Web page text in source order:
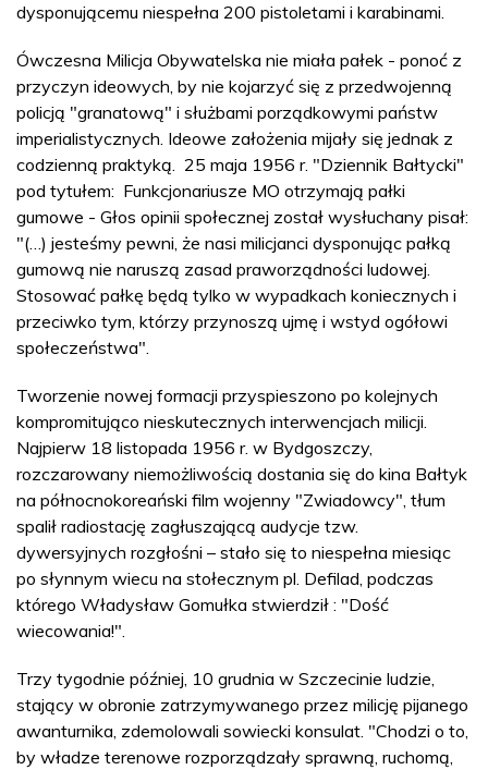
dysponującemu niespełna 200 pistoletami i karabinami.
Ówczesna Milicja Obywatelska nie miała pałek - ponoć z
przyczyn ideowych, by nie kojarzyć się z przedwojenną
policją "granatową" i służbami porządkowymi państw
imperialistycznych. Ideowe założenia mijały się jednak z
codzienną praktyką. 25 maja 1956 r. "Dziennik Bałtycki"
pod tytułem: Funkcjonariusze MO otrzymają pałki
gumowe - Głos opinii społecznej został wysłuchany pisał:
"(…) jesteśmy pewni, że nasi milicjanci dysponując pałką
gumową nie naruszą zasad praworządności ludowej.
Stosować pałkę będą tylko w wypadkach koniecznych i
przeciwko tym, którzy przynoszą ujmę i wstyd ogółowi
społeczeństwa".
Tworzenie nowej formacji przyspieszono po kolejnych
kompromitująco nieskutecznych interwencjach milicji.
Najpierw 18 listopada 1956 r. w Bydgoszczy,
rozczarowany niemożliwością dostania się do kina Bałtyk
na północnokoreański film wojenny "Zwiadowcy", tłum
spalił radiostację zagłuszającą audycje tzw.
dywersyjnych rozgłośni – stało się to niespełna miesiąc
po słynnym wiecu na stołecznym pl. Defilad, podczas
którego Władysław Gomułka stwierdził : "Dość
wiecowania!".
Trzy tygodnie później, 10 grudnia w Szczecinie ludzie,
stający w obronie zatrzymywanego przez milicję pijanego
awanturnika, zdemolowali sowiecki konsulat. "Chodzi o to,
by władze terenowe rozporządzały sprawną, ruchomą,